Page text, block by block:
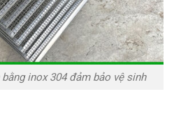
inox 304 đảm bảo vệ sinh